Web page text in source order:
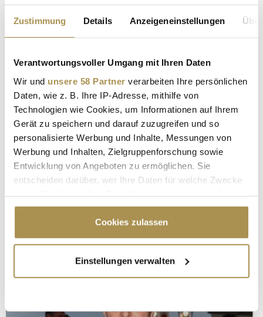
Zustimmung Details Anzeigeneinstellungen
Verantwortungsvoller Umgang mit Ihren Daten
Wir und unsere 58 Partner verarbeiten Ihre persönlichen
Daten, wie z. B. Ihre IP-Adresse, mithilfe von
Technologien wie Cookies, um Informationen auf Ihrem
Gerät zu speichern und darauf zuzugreifen und so
personalisierte Werbung und Inhalte, Messungen von
Werbung und Inhalten, Zielgruppenforschung sowie
Entwicklung von Angeboten zu ermöglichen. Sie
entscheiden darüber, wer Ihre Daten für welche Zwecke
Cookie-Erklärung oder durch Klicken auf das Privacy
Trigger Symbol ändern oder widerrufen
Informationen über Ihre geografische Lage
erfassen, welche bis auf einige Meter genau sein
Cookies zulassen
Einstellungen verwalten